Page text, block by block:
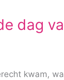
dag
kwam,